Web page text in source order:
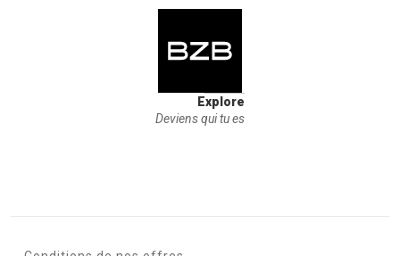
Explore
Deviens qui tu es